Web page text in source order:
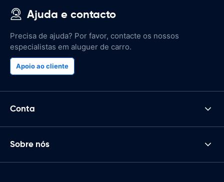
Ajuda e contacto
Precisa de ajuda? Por favor, contacte os nossos
especialistas em aluguer de carro.
Apoio ao cliente
Conta
Sobre nós